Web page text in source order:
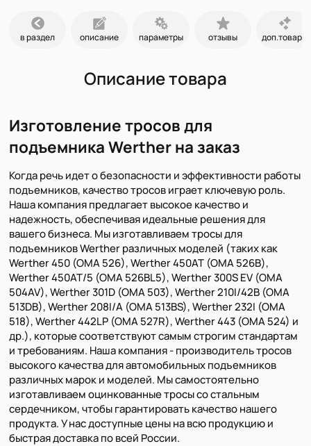
в раздел описание параметры отзывы доп.товары
Описание товара
Изготовление тросов для
подъемника Werther на заказ
Когда речь идет о безопасности и эффективности работы
подъемников, качество тросов играет ключевую роль.
Наша компания предлагает высокое качество и
надежность, обеспечивая идеальные решения для
вашего бизнеса. Мы изготавливаем тросы для
подъемников Werther различных моделей (таких как
Werther 450 (OMA 526), Werther 450AT (OMA 526B),
Werther 450AT/5 (OMA 526BL5), Werther 300S EV (OMA
504AV), Werther 301D (OMA 503), Werther 210I/42B (OMA
513DB), Werther 208I/A (OMA 513BS), Werther 232I (OMA
518), Werther 442LP (OMA 527R), Werther 443 (OMA 524) и
др.), которые соответствуют самым строгим стандартам
и требованиям. Наша компания - производитель тросов
высокого качества для автомобильных подъемников
различных марок и моделей. Мы самостоятельно
изготавливаем оцинкованные тросы со стальным
сердечником, чтобы гарантировать качество нашего
продукта. У нас доступные цены на всю продукцию и
быстрая доставка по всей России.